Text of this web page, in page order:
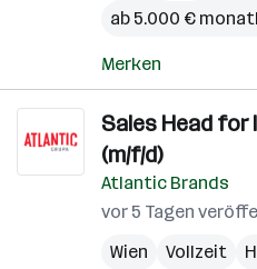
ab 5.000 €
Merken
Sales Head
(m/f/d)
Atlantic Brands
vor 5 Tagen
Wien
Vollzeit